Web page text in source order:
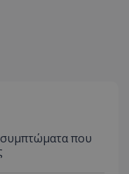
που